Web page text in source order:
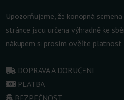
Upozorňujeme, že konopná
stránce jsou určena výhradně ke
nákupem si prosím ověřte
DOPRAVA A DORUČENÍ
PLATBA
BEZPEČNOST